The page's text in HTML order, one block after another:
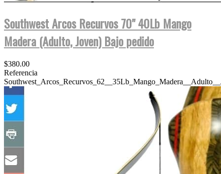
Southwest Arcos Recurvos 70" 40Lb Mango
Madera (Adulto, Joven) Bajo pedido
$380.00
Referencia